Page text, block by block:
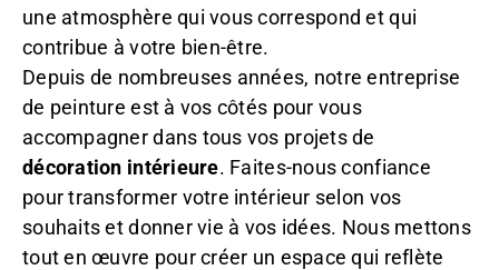
une atmosphère qui vous correspond et qui
contribue à votre bien-être.
Depuis de nombreuses années, notre entreprise
de peinture est à vos côtés pour vous
accompagner dans tous vos projets de
décoration intérieure. Faites-nous confiance
pour transformer votre intérieur selon vos
souhaits et donner vie à vos idées. Nous mettons
tout en œuvre pour créer un espace qui reflète